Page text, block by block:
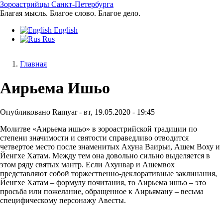
Перейти
к
содержанию
Зороастрийцы Санкт-Петербурга
Благая мысль. Благое слово. Благое дело.
English
Rus
навигации
Главная
Аирьема Ишьо
Опубликовано Ramyar- вт, 19.05.2020 - 19:45
Молитве «Аирьема ишьо» в зороастрийской традиции по
степени значимости и святости справедливо отводится
четвертое место после знаменитых Ахуна Ваирьи, Ашем Воху и
Йенгхе Хатам. Между тем она довольно сильно выделяется в
этом ряду святых мантр. Если Ахунвар и Ашемвох
представляют собой торжественно-деклoративные заклинания,
Йенгхе Хатам – формулу почитания, то Аирьема ишьо – это
просьба или пожелание, обращенное к Аирьяману – весьма
специфическому персонажу Авесты.